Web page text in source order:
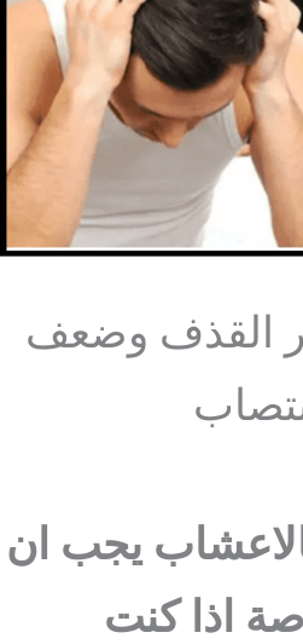
القذف وضعف
بالاعشاب يجب ان
اذا كنت